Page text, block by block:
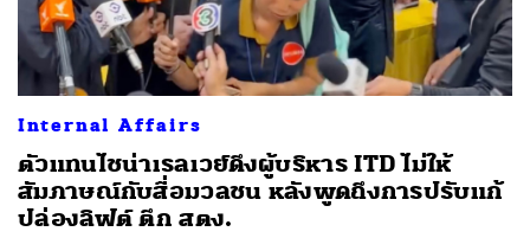
Internal Affairs
ตัวแทนไชน่าเรลเวย์ดึงผู้บริหาร ITD ไม่ให้
สัมภาษณ์กับสื่อมวลชน หลังพูดถึงการปรับแก้
ปล่องลิฟต์ ตึก สตง.